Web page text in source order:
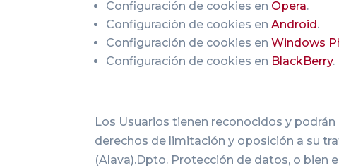
Configuración de cookies en Opera.
Configuración de cookies enAndroid .
Configuración de cookies enWindows
Configuración de cookies en BlackBerry.
Los Usuarios tienen reconocidos y
derechos de limitación y oposición a su
(Alava).Dpto. Protección de datos, o bien